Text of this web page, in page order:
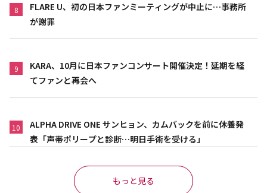
8
FLARE U、初の日本ファンミーティングが中止に…事務所
が謝罪
9
KARA、10月に日本ファンコンサート開催決定！延期を経
てファンと再会へ
10
ALPHA DRIVE ONE サンヒョン、カムバックを前に休養発
表「声帯ポリープと診断…明日手術を受ける」
もっと見る